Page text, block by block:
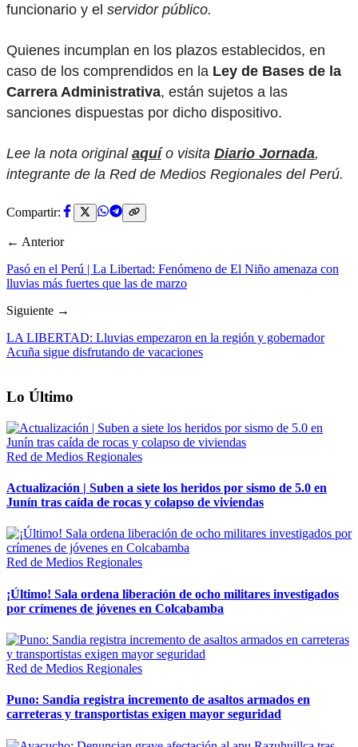
funcionario y el servidor público.
Quienes incumplan en los plazos establecidos, en
caso de los comprendidos en la Ley de Bases de la
Carrera Administrativa, están sujetos a las
sanciones dispuestas por dicho dispositivo.
Lee la nota original aquío visita Diario Jornada,
integrante de la Red de Medios Regionales del Perú.
Compartir:
← Anterior
Pasó en el Perú | La Libertad: Fenómeno de El Niño amenaza con
lluvias más fuertes que las de marzo
Siguiente →
LA LIBERTAD: Lluvias empezaron en la región y gobernador
Acuña sigue disfrutando de vacaciones
Lo Último
Red de Medios Regionales
Actualización | Suben a siete los heridos por sismo de 5.0 en
Junín tras caída de rocas y colapso de viviendas
Red de Medios Regionales
¡Último! Sala ordena liberación de ocho militares investigados
por crímenes de jóvenes en Colcabamba
Red de Medios Regionales
Puno: Sandia registra incremento de asaltos armados en
carreteras y transportistas exigen mayor seguridad